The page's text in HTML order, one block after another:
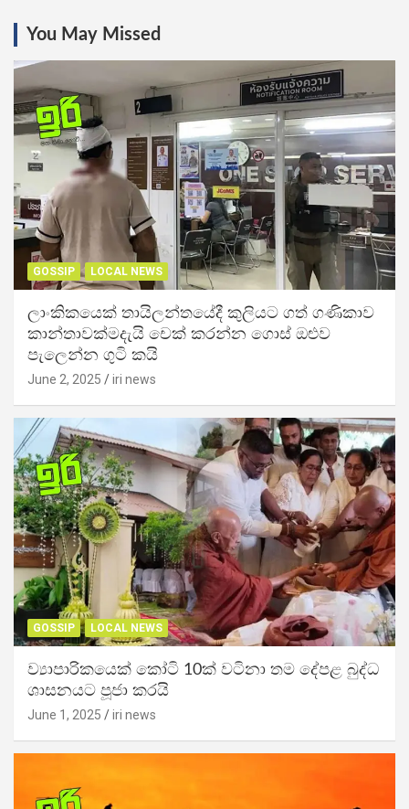
You May Missed
GOSSIP LOCAL NEWS
ලාංකිකයෙක් තායිලන්තයේදී කුලියට ගත් ගණිකාව
කාන්තාවක්මදැයි චෙක් කරන්න ගොස් ඔළුව
පැලෙන්න ගුටි කයි
June 2, 2025 iri news
GOSSIP LOCAL NEWS
ව්‍යාපාරිකයෙක් කෝටි 10ක් වටිනා තම දේපළ බුද්ධ
ශාසනයට පූජා කරයි
June 1, 2025 iri news